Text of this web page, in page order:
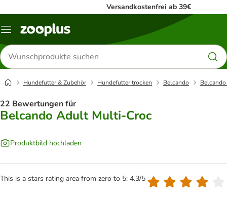
Versandkostenfrei ab 39€
Menü
Produkte
suchen
Hundefutter & Zubehör Hundefutter trocken Belcando
22 Bewertungen für
Belcando Adult Multi-Croc
Produktbild hochladen
This is a stars rating area from zero to 5: 4.3/5